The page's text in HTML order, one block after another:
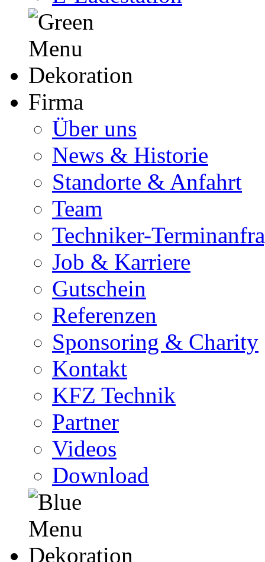
Firma
Über uns
News & Historie
Standorte & Anfahrt
Team
Techniker-
Job & Karriere
Gutschein
Referenzen
Sponsoring & Charity
Kontakt
KFZ Technik
Partner
Videos
Download